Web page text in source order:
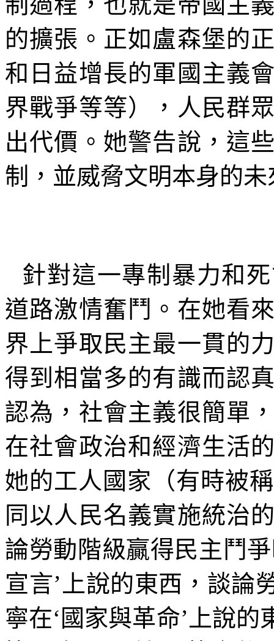
的擴張。正如盧森堡的
和日益增長的軍國主義
界戰爭等等），人民群
出代價。她警告說，這
制，並威脅文明本身的未
針對這一專制暴力和
道路激情奮鬥。在她看
界上爭取民主最一貫的
得到相當多的有識而認
認為，社會主義很簡單
在社會政治和經濟生活
她的工人國家（有時被
同以人民名義實施統治
論勞動階級贏得民主鬥
宣言’上說的東西，談論
寧在‘國家與革命’上說